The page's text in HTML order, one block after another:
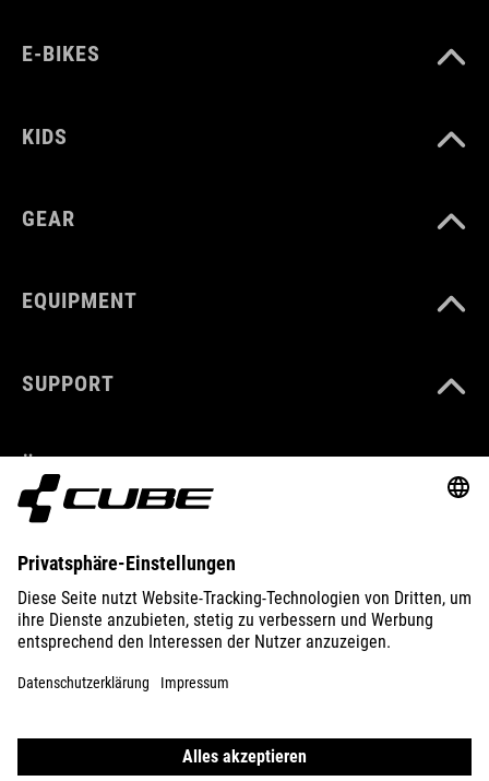
E-BIKES
KIDS
GEAR
EQUIPMENT
SUPPORT
ÜBER UNS